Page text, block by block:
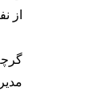
از